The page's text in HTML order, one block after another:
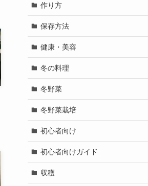
作り方
保存方法
健康・美容
冬の料理
冬野菜
冬野菜栽培
初心者向け
初心者向けガイド
収穫